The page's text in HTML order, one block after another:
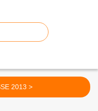
REVUE DE PRESSE 2013 >